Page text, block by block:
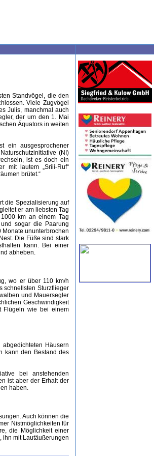
Standvögel, die den
Viele Zugvögel
Julis, manchmal auch
der um den 1. Mai
Äquators in weiten
ein ausgesprochener
(NI)
ist es doch ein
mit lautem „Sriii-Ruf“
brütet.“
die Spezialisierung auf
er am liebsten Tag
km an einem Tag
sogar die Paarung
ununterbrochen
Die Füße sind stark
kann. Bei einer
abheben.
wo er über 110 km/h
schnellsten Sturzflieger
und Mauersegler
Geschwindigkeit
Flügeln wie bei einem
Häusern
kann den Bestand des
bei anstehenden
ist aber der Erhalt der
haben.
Auch können die
Nistmöglichkeiten für
die Möglichkeit einer
ihn mit Lautäußerungen